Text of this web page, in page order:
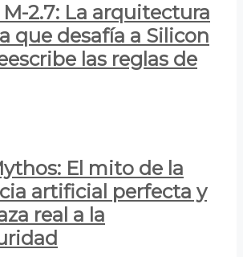
2.7: La arquitectura
que desafía a Silicon
las reglas de
El mito de la
artificial perfecta y
real a la